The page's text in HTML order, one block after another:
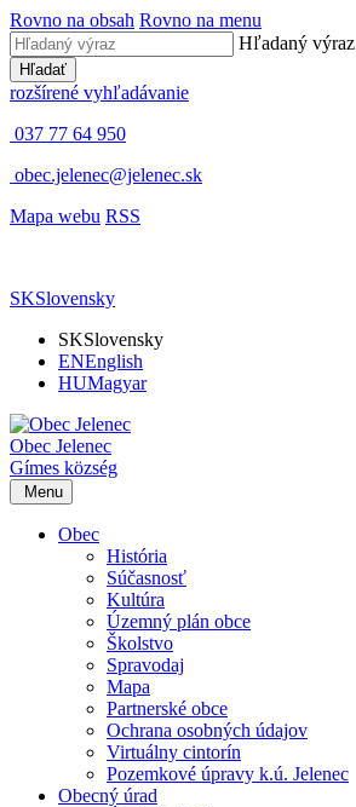
Rovno na obsah Rovno na menu
Hľadaný výraz
Hľadať
rozšírené vyhľadávanie
037 77 64 950
obec.jelenec@jelenec.sk
Mapa webu RSS
SKSlovensky
SKSlovensky
ENEnglish
HUMagyar
Obec Jelenec
Gímes község
Menu
Obec
História
Súčasnosť
Kultúra
Územný plán obce
Školstvo
Spravodaj
Mapa
Partnerské obce
Ochrana osobných údajov
Virtuálny cintorín
Pozemkové úpravy k.ú. Jelenec
Obecný úrad